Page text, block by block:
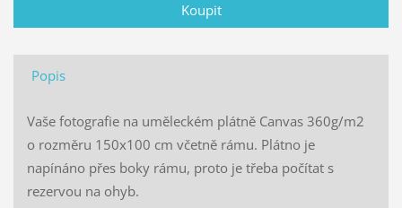
Popis
Vaše fotografie na uměleckém plátně Canvas 360g/m2
o rozměru 150x100 cm včetně rámu. Plátno je
napínáno přes boky rámu, proto je třeba počítat s
rezervou na ohyb.